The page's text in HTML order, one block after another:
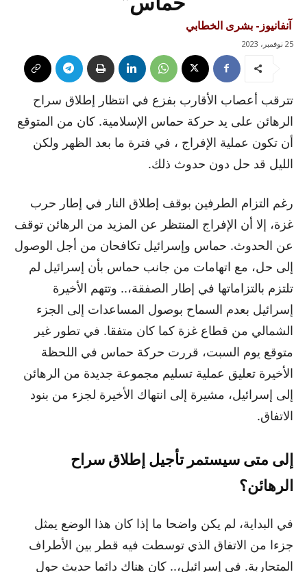
آنفانيوز- بشرى الخطابي
25 نوفمبر، 2023
تترقب أعصاب الأقارب بفزع في انتظار إطلاق سراح
الرهائن على يد حركة حماس الإسلامية. كان من المتوقع
أن تكون عملية الإفراج ، في فترة ما بعد الظهر ولكن
الليل قد حل دون حدوث ذلك.
رغم التزام الطرفين بوقف إطلاق النار في إطار حرب
غزة، إلا أن الإفراج المنتظر عن المزيد من الرهائن توقف
عن الحدوث. حماس وإسرائيل تكافحان من أجل الوصول
إلى حل، مع اتهامات من جانب حماس بأن إسرائيل لم
تلتزم بالتزاماتها في إطار الصفقة،.. وتتهم الأخيرة
إسرائيل بعدم السماح بوصول المساعدات إلى الجزء
الشمالي من قطاع غزة كما كان متفقا. في تطور غير
متوقع يوم السبت، قررت حركة حماس في اللحظة
الأخيرة تعليق عملية تسليم مجموعة جديدة من الرهائن
إلى إسرائيل، مشيرة إلى انتهاك الأخيرة لجزء من بنود
الاتفاق.
إلى متى سيستمر تأجيل إطلاق سراح
الرهائن؟
في البداية، لم يكن واضحا ما إذا كان هذا الوضع يمثل
جزءا من الاتفاق الذي توسطت فيه قطر بين الأطراف
المتحاربة. في إسرائيل،.. كان هناك دائما حديث حول